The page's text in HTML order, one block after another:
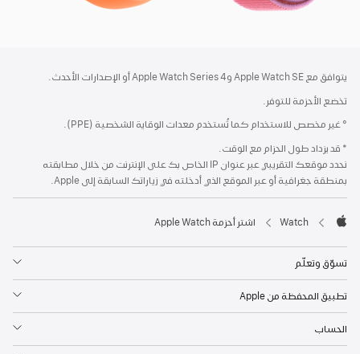
يتوافق مع Apple Watch SE وApple Watch Series 4 أو الإصدارات الأحدث.
تخضع الأحزمة للتوفر.
° غير مخصص للاستخدام كما تُستخدم معدات الوقاية الشخصية (PPE).
* قد يزداد طول الحزام مع الوقت.
نحدد موقعك التقريبي عبر عنوان IP الخاص بك على الإنترنت من خلال مطابقته
بمنطقة جغرافية أو عبر الموقع الذي أدخلته في زياراتك السابقة إلى Apple.
Watch اشتر أحزمة Apple Watch
تسوّق وتعلّم
تطبيق المحفظة من Apple
الحساب